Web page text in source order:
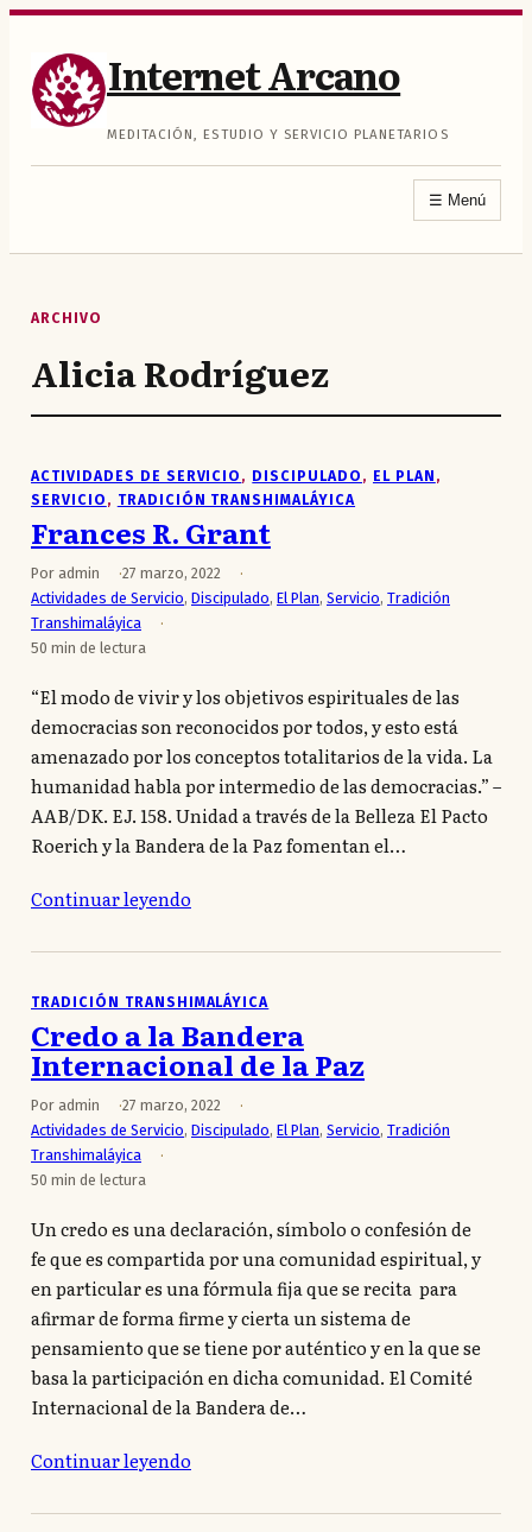
Saltar
contenido Internet Arcano
MEDITACIÓN, ESTUDIO Y SERVICIO PLANETARIOS
☰ Menú
ARCHIVO
Alicia Rodríguez
ACTIVIDADES DE SERVICIO , DISCIPULADO , EL PLAN
SERVICIO , TRADICIÓN TRANSHIMALÁYICA
Frances R. Grant
Por admin
27 marzo, 2022
Actividades de Servicio, Discipulado, El Plan, Servicio, Tradición
Transhimaláyica
50 min de lectura
“El modo de vivir y los objetivos espirituales de las
democracias son reconocidos por todos, y esto está
amenazado por los conceptos totalitarios de la vida. La
humanidad habla por intermedio de las democracias.” –
AAB/DK. EJ. 158. Unidad a través de la Belleza El Pacto
Roerich y la Bandera de la Paz fomentan el…
Continuar leyendo
TRADICIÓN TRANSHIMALÁYICA
Credo a la Bandera
Internacional de la Paz
Por admin
27 marzo, 2022
Actividades de Servicio, Discipulado, El Plan, Servicio, Tradición
Transhimaláyica
50 min de lectura
Un credo es una declaración, símbolo o confesión de
fe que es compartida por una comunidad espiritual, y
en particular es una fórmula fija que se recita para
afirmar de forma firme y cierta un sistema de
pensamiento que se tiene por auténtico y en la que se
basa la participación en dicha comunidad. El Comité
Internacional de la Bandera de…
Continuar leyendo